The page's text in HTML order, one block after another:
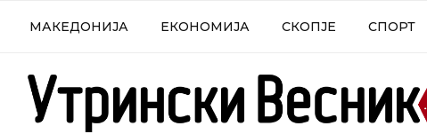
МАКЕДОНИЈА ЕКОНОМИЈА СКОПЈЕ СПОРТ